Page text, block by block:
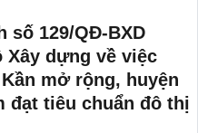
số 129/QĐ-BXD
Xây dựng về việc
mở rộng, huyện
đạt tiêu chuẩn đô thị